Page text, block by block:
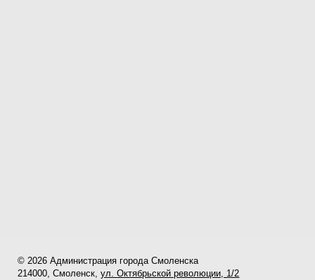
© 2026 Администрация города Смоленска
214000, Смоленск,ул. Октябрьской революции, 1/2